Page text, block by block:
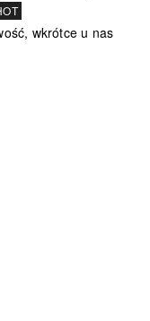
wkrótce u nas